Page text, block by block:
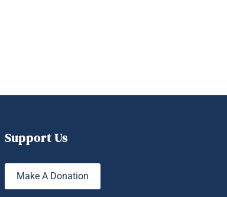
Support Us
Make A Donation